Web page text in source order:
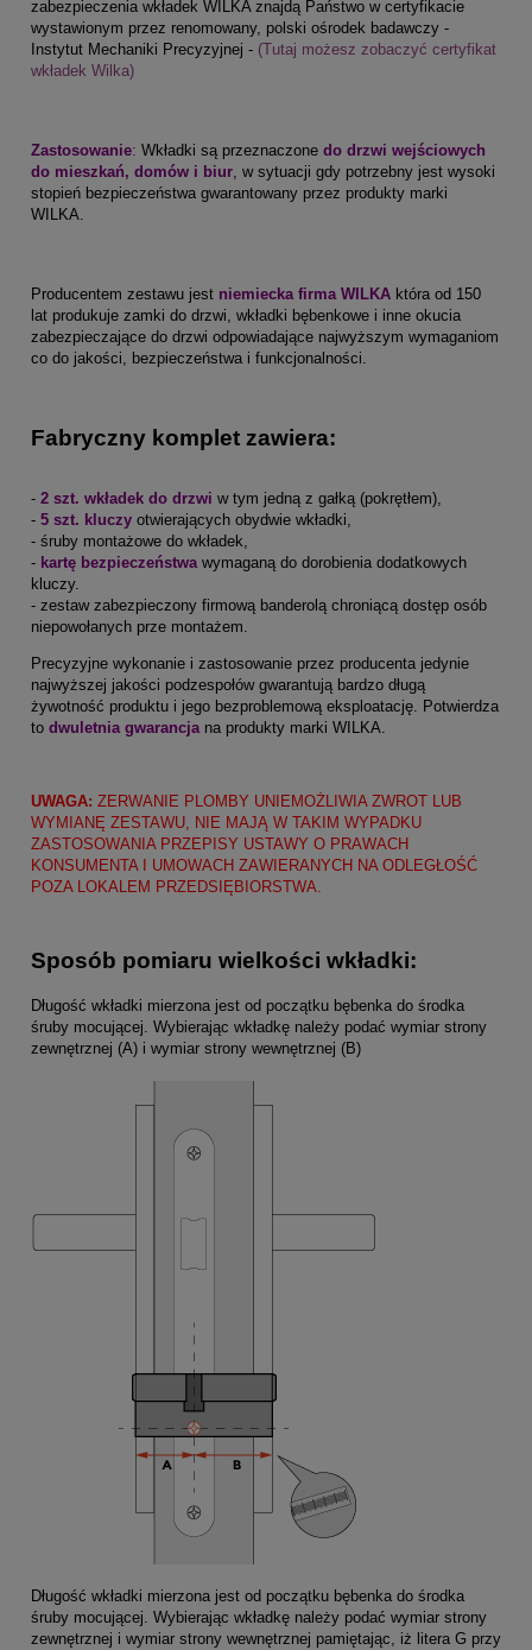
zabezpieczenia wkładek WILKA znajdą Państwo w certyfikacie
wystawionym przez renomowany, polski ośrodek badawczy -
Instytut Mechaniki Precyzyjnej - (Tutaj możesz zobaczyć certyfikat
wkładek Wilka)
Zastosowanie: Wkładki są przeznaczone do drzwi wejściowych
do mieszkań, domów i biur, w sytuacji gdy potrzebny jest wysoki
stopień bezpieczeństwa gwarantowany przez produkty marki
WILKA.
Producentem zestawu jest niemiecka firma WILKA która od 150
lat produkuje zamki do drzwi, wkładki bębenkowe i inne okucia
zabezpieczające do drzwi odpowiadające najwyższym wymaganiom
co do jakości, bezpieczeństwa i funkcjonalności.
Fabryczny komplet zawiera:
- 2 szt. wkładek do drzwi w tym jedną z gałką (pokrętłem),
- 5 szt. kluczy otwierających obydwie wkładki,
- śruby montażowe do wkładek,
- kartę bezpieczeństwawymaganą do dorobienia dodatkowych
kluczy.
- zestaw zabezpieczony firmową banderolą chroniącą dostęp osób
niepowołanych prze montażem.
Precyzyjne wykonanie i zastosowanie przez producenta jedynie
najwyższej jakości podzespołów gwarantują bardzo długą
żywotność produktu i jego bezproblemową eksploatację. Potwierdza
to dwuletnia gwarancjana produkty marki WILKA.
UWAGA: ZERWANIE PLOMBY UNIEMOŻLIWIA ZWROT LUB
WYMIANĘ ZESTAWU, NIE MAJĄ W TAKIM WYPADKU
ZASTOSOWANIA PRZEPISY USTAWY O PRAWACH
KONSUMENTA I UMOWACH ZAWIERANYCH NA ODLEGŁOŚĆ
POZA LOKALEM PRZEDSIĘBIORSTWA.
Sposób pomiaru wielkości wkładki:
Długość wkładki mierzona jest od początku bębenka do środka
śruby mocującej. Wybierając wkładkę należy podać wymiar strony
zewnętrznej (A) i wymiar strony wewnętrznej (B)
Długość wkładki mierzona jest od początku bębenka do środka
śruby mocującej. Wybierając wkładkę należy podać wymiar strony
zewnętrznej i wymiar strony wewnętrznej pamiętając, iż litera G przy